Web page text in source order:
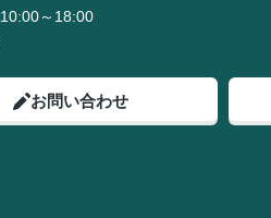
10:00～18:00
お問い合わせ